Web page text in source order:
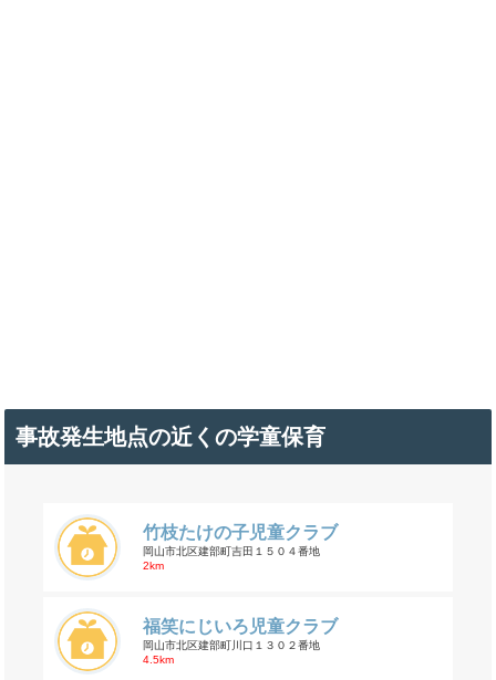
事故発生地点の近くの学童保育
竹枝たけの子児童クラブ
岡山市北区建部町吉田１５０４番地
2km
福笑にじいろ児童クラブ
岡山市北区建部町川口１３０２番地
4.5km